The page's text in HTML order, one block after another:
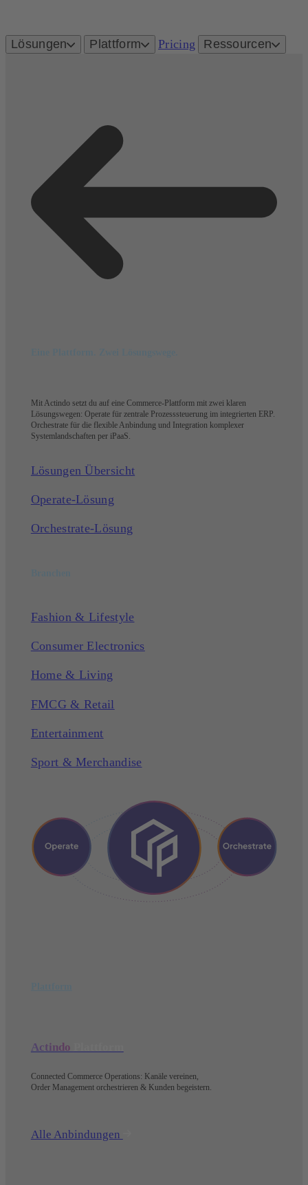
Lösungen Plattform Pricing Ressourcen
Mit Actindo setzt du auf eine Commerce-Plattform mit zwei klaren
Lösungswegen: Operate für zentrale Prozesssteuerung im integrierten ERP.
Orchestrate für die flexible Anbindung und Integration komplexer
Systemlandschaften per iPaaS.
Lösungen Übersicht
Operate-Lösung
Orchestrate-Lösung
Fashion & Lifestyle
Consumer Electronics
Home & Living
FMCG & Retail
Entertainment
Sport & Merchandise
Actindo
Connected Commerce Operations: Kanäle vereinen,
Order Management orchestrieren & Kunden begeistern.
Alle Anbindungen